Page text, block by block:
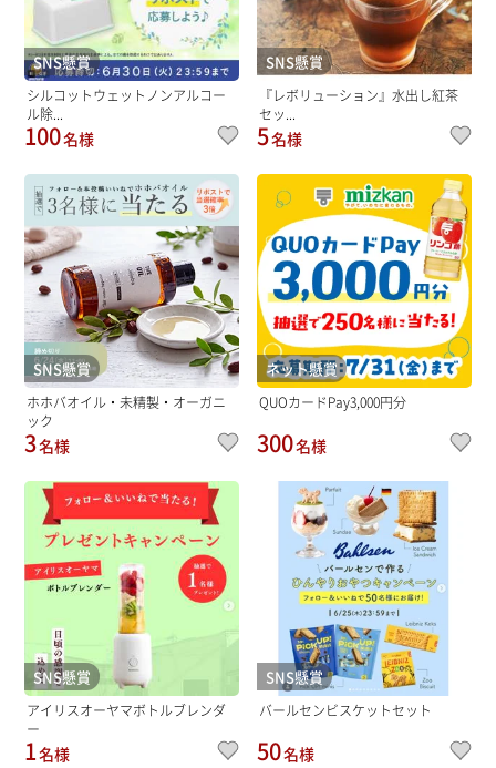
SNS懸賞
シルコットウェットノンアルコー
ル除...
100名様
SNS懸賞
『レボリューション』水出し紅茶
セッ...
5名様
SNS懸賞
ホホバオイル・未精製・オーガニ
ック
3名様
ネット懸賞
QUOカードPay3,000円分
300名様
SNS懸賞
アイリスオーヤマボトルブレンダ
ー
1名様
SNS懸賞
バールセンビスケットセット
50名様